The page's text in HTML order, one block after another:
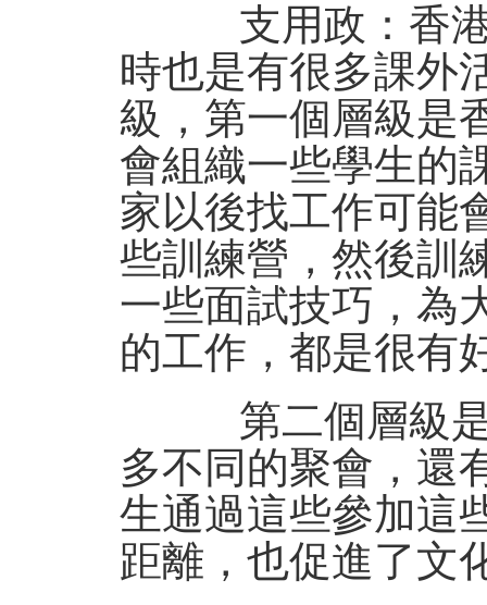
支用政：香港
時也是有很多課外
級，第一個層級是
會組織一些學生的
家以後找工作可能
些訓練營，然後訓
一些面試技巧，為
的工作，都是很有
第二個層級是
多不同的聚會，還
生通過這些參加這
距離，也促進了文